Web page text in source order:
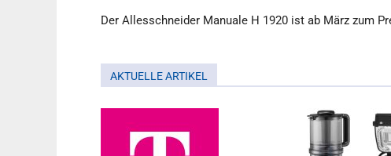
Der Allesschneider Manuale H 1920 ist ab März zum
AKTUELLE ARTIKEL